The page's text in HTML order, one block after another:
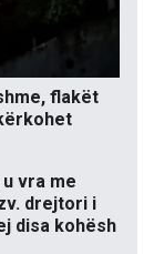
flakët
vra me
drejtori i
disa kohësh